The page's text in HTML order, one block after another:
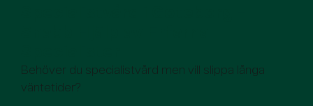
Behöver du specialistvård men vill slippa långa
väntetider?